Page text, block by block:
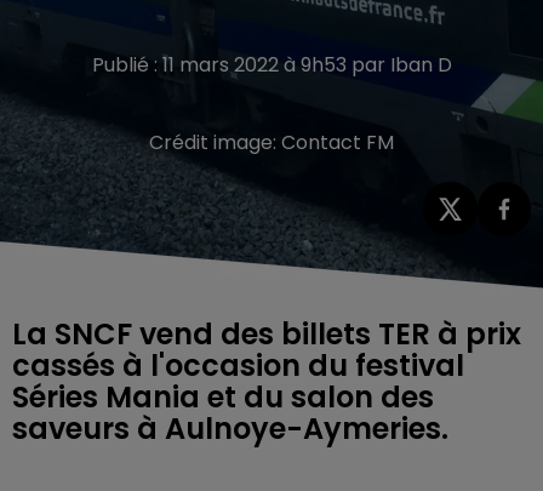
Publié : 11 mars 2022 à 9h53 par Iban D
Crédit image: Contact FM
La SNCF vend des billets TER à prix
cassés à l'occasion du festival
Séries Mania et du salon des
saveurs à Aulnoye-Aymeries.